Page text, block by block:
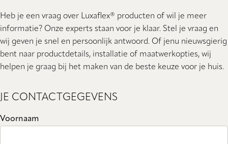
Heb je een vraag over Luxaflex® producten of wil je meer
informatie? Onze experts staan ​​voor je klaar. Stel je vraag en
wij geven je snel en persoonlijk antwoord. Of jenu nieuwsgierig
bent naar productdetails, installatie of maatwerkopties, wij
helpen je graag bij het maken van de beste keuze voor je huis.
JE CONTACTGEGEVENS
Voornaam